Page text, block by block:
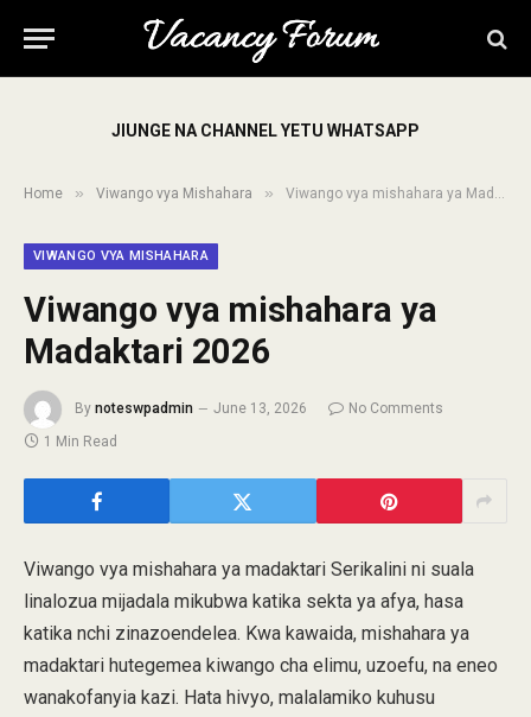
JIUNGE NA CHANNEL YETU WHATSAPP
Home » Viwango vya Mishahara » Viwango vya mishahara ya Madaktari 2026
VIWANGO VYA MISHAHARA
Viwango vya mishahara ya
Madaktari 2026
By noteswpadmin June 13, 2026
No Comments
1 Min Read
Viwango vya mishahara ya madaktari Serikalini ni suala
linalozua mijadala mikubwa katika sekta ya afya, hasa
katika nchi zinazoendelea. Kwa kawaida, mishahara ya
madaktari hutegemea kiwango cha elimu, uzoefu, na eneo
wanakofanyia kazi. Hata hivyo, malalamiko kuhusu